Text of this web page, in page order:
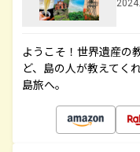
ようこそ！世界遺産の
ど、島の人が教えてく
島旅へ。